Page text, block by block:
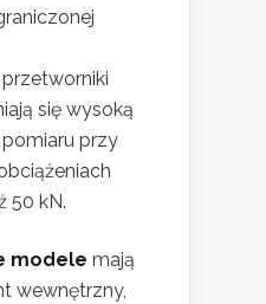
się wysoką
przy
50 kN.
modele mają
wewnętrzny,